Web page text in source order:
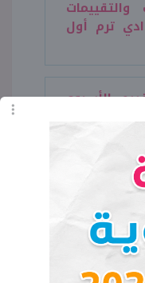
والتقييمات
ترم أول
الأسبوع
2026
أكتوبر
رياضيات
للصف الثاني
الإعدادي رياضيات المنهج الجديد 2026 من خلال